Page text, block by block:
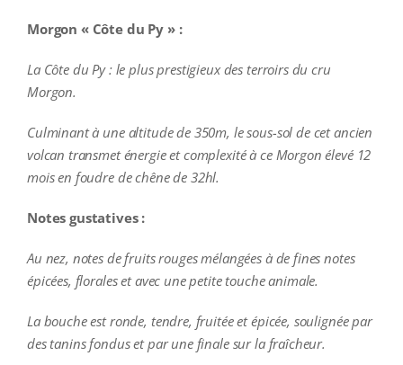
Morgon « Côte du Py » :
La Côte du Py : le plus prestigieux des terroirs du cru
Morgon.
Culminant à une altitude de 350m, le sous-sol de cet ancien
volcan transmet énergie et complexité à ce Morgon élevé 12
mois en foudre de chêne de 32hl.
Notes gustatives :
Au nez, notes de fruits rouges mélangées à de fines notes
épicées, florales et avec une petite touche animale.
La bouche est ronde, tendre, fruitée et épicée, soulignée par
des tanins fondus et par une finale sur la fraîcheur.